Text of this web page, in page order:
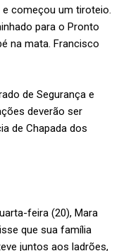
começou um tiroteio.
para o Pronto
na mata. Francisco
de Segurança e
deverão ser
de Chapada dos
feira (20), Mara
que sua família
juntos aos ladrões,